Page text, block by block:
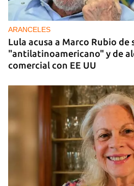
China entrega otros 5.000
para zonas rurales de Cuba
ARANCELES
Lula acusa a Marco Rubio de
"antilatinoamericano" y de
comercial con EE UU